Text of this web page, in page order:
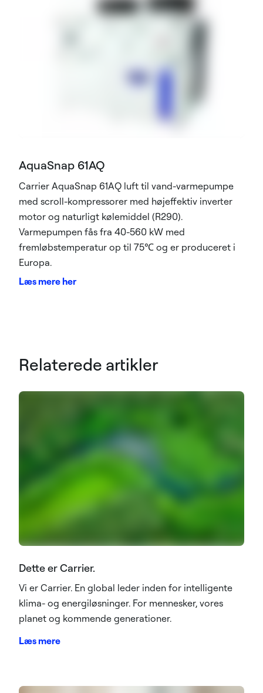
AquaSnap 61AQ
Carrier AquaSnap 61AQ luft til vand-varmepumpe
med scroll-kompressorer med højeffektiv inverter
motor og naturligt kølemiddel (R290).
Varmepumpen fås fra 40-560 kW med
fremløbstemperatur op til 75℃ og er produceret i
Europa.
Læs mere her
Relaterede artikler
Dette er Carrier.
Vi er Carrier. En global leder inden for intelligente
klima- og energiløsninger. For mennesker, vores
planet og kommende generationer.
Læs mere